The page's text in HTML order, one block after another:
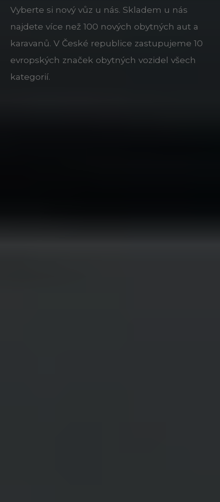
Vyberte si nový vůz u nás. Skladem u nás
najdete více než 100 nových obytných aut a
karavanů. V České republice zastupujeme 10
evropských značek obytných vozidel všech
kategorií.